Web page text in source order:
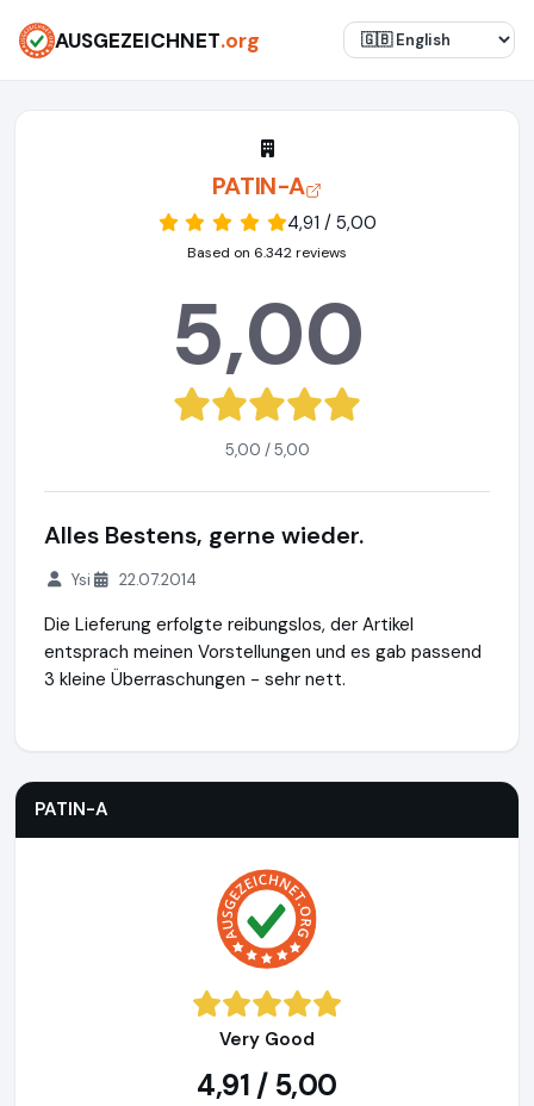
AUSGEZEICHNET.org
PATIN-A
4,91 / 5,00
Based on 6.342 reviews
5,00
5,00 / 5,00
Alles Bestens, gerne wieder.
Ysi 22.07.2014
Die Lieferung erfolgte reibungslos, der Artikel
entsprach meinen Vorstellungen und es gab passend
3 kleine Überraschungen - sehr nett.
PATIN-A
Very Good
4,91 / 5,00